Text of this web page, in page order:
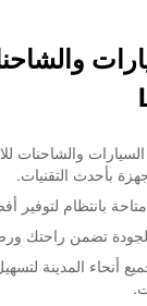
والشاحنات
بأحدث التقنيات.
بانتظام لتوفير
تضمن راحتك
أنحاء المدينة